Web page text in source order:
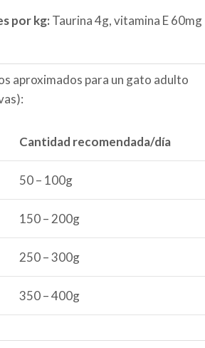
por kg: Taurina 4g, vitamina E 60mg
aproximados para un gato adulto
Cantidad recomendada/día
50 – 100g
150 – 200g
250 – 300g
350 – 400g